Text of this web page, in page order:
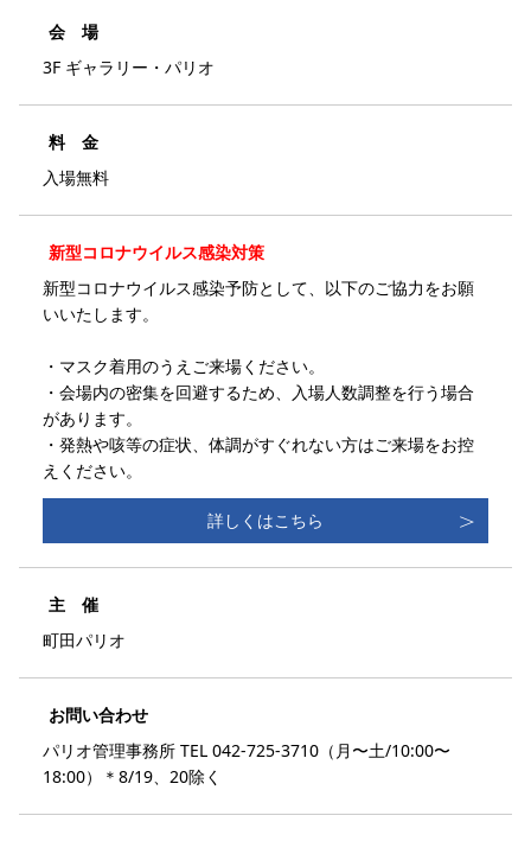
会 場
3F ギャラリー・パリオ
料 金
入場無料
新型コロナウイルス感染対策
新型コロナウイルス感染予防として、以下のご協力をお願
いいたします。
・マスク着用のうえご来場ください。
・会場内の密集を回避するため、入場人数調整を行う場合
があります。
・発熱や咳等の症状、体調がすぐれない方はご来場をお控
えください。
詳しくはこちら
主 催
町田パリオ
お問い合わせ
パリオ管理事務所 TEL 042-725-3710（月〜土/10:00〜
18:00）＊8/19、20除く